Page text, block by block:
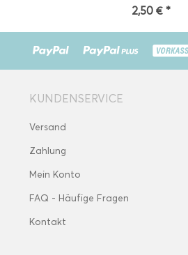
2,50 € *
KUNDENSERVICE
Versand
Zahlung
Mein Konto
FAQ - Häufige Fragen
Kontakt